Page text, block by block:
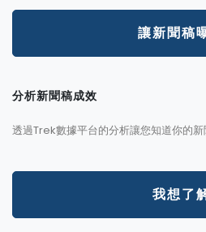
讓新聞稿
分析新聞稿成效
透過Trek數據平台的分析讓您知道你的
我想了